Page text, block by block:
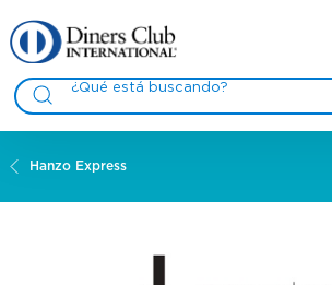
Hanzo Express